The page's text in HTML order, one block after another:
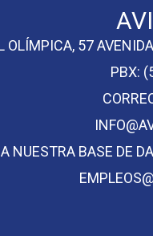
OLÍMPICA, 57
PBX:
NUESTRA BASE DE